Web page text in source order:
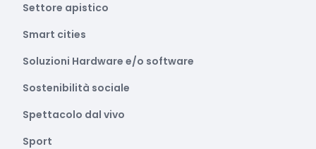
Settore apistico
Smart cities
Soluzioni Hardware e/o software
Sostenibilità sociale
Spettacolo dal vivo
Sport